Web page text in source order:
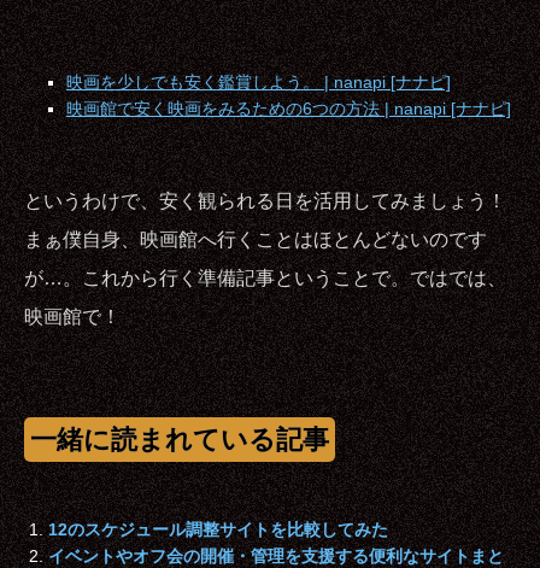
映画を少しでも安く鑑賞しよう。 | nanapi [ナナピ]
映画館で安く映画をみるための6つの方法 | nanapi [ナナピ]
というわけで、安く観られる日を活用してみましょう！
まぁ僕自身、映画館へ行くことはほとんどないのです
が…。これから行く準備記事ということで。ではでは、
映画館で！
一緒に読まれている記事
12のスケジュール調整サイトを比較してみた
イベントやオフ会の開催・管理を支援する便利なサイトまと